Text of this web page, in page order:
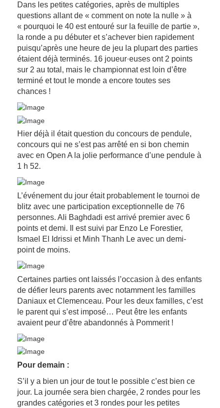
Dans les petites catégories, après de multiples
questions allant de « comment on note la nulle » à
« pourquoi le 40 est entouré sur la feuille de partie »,
la ronde a pu débuter et s’achever bien rapidement
puisqu’après une heure de jeu la plupart des parties
étaient déjà terminés. 16 joueur·euses ont 2 points
sur 2 au total, mais le championnat est loin d’être
terminé et tout le monde a encore toutes ses
chances !
Hier déjà il était question du concours de pendule,
concours qui ne s’est pas arrêté en si bon chemin
avec en Open A la jolie performance d’une pendule à
1 h 52.
L’événement du jour était probablement le tournoi de
blitz avec une participation exceptionnelle de 76
personnes. Ali Baghdadi est arrivé premier avec 6
points et demi. Il est suivi par Enzo Le Forestier,
Ismael El Idrissi et Minh Thanh Le avec un demi-
point de moins.
Certaines parties ont laissés l’occasion à des enfants
de défier leurs parents avec notamment les familles
Daniaux et Clemenceau. Pour les deux familles, c’est
le parent qui s’est imposé… Peut être les enfants
avaient peur d’être abandonnés à Pommerit !
Pour demain :
S’il y a bien un jour de tout le possible c’est bien ce
jour. La journée sera bien chargée, 2 rondes pour les
grandes catégories et 3 rondes pour les petites